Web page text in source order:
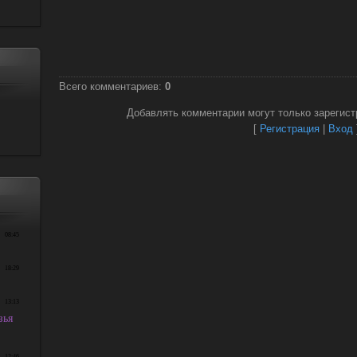
Всего комментариев: 0
Добавлять комментарии могут только
[ Регистрация| Вход